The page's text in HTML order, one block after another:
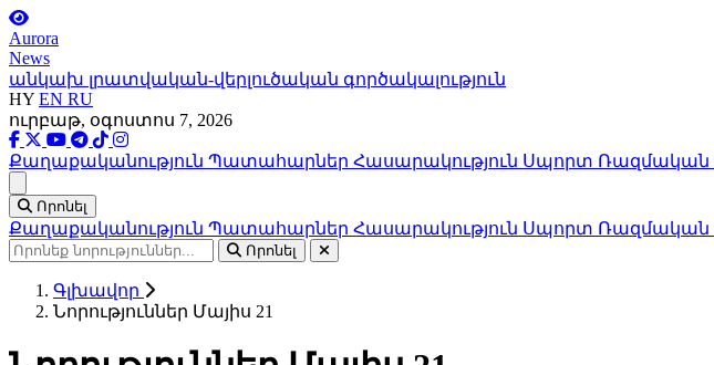
Aurora
News
անկախ լրատվական-վերլուծական գործակալություն
HY EN RU
ուրբաթ, օգոստոս 7, 2026
Քաղաքականություն Պատահարներ Հասարակություն Սպորտ Ռազմական
Որոնել
Քաղաքականություն Պատահարներ Հասարակություն Սպորտ Ռազմական
Որոնել
Գլխավոր
Նորություններ Մայիս 21